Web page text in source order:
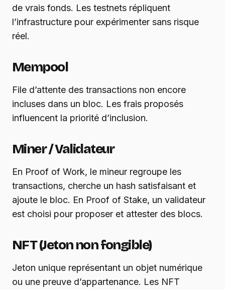
de vrais fonds. Les testnets répliquent
l’infrastructure pour expérimenter sans risque
réel.
Mempool
File d’attente des transactions non encore
incluses dans un bloc. Les frais proposés
influencent la priorité d’inclusion.
Miner / Validateur
En Proof of Work, le mineur regroupe les
transactions, cherche un hash satisfaisant et
ajoute le bloc. En Proof of Stake, un validateur
est choisi pour proposer et attester des blocs.
NFT (Jeton non fongible)
Jeton unique représentant un objet numérique
ou une preuve d’appartenance. Les NFT